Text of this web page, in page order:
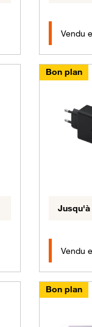
Vendu
Bon plan
Jusqu'à
Vendu
Bon plan